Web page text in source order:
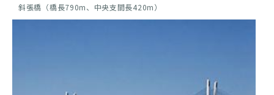
斜張橋（橋長790m、中央支間長420m）